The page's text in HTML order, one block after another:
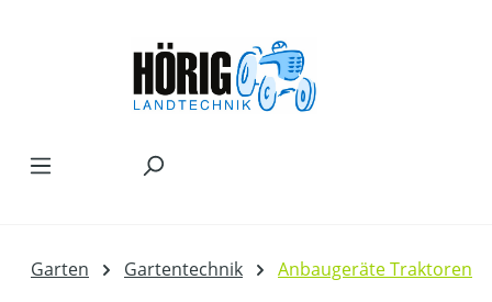
Garten Gartentechnik Anbaugeräte Traktoren